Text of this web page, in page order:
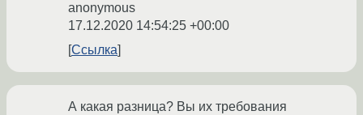
anonymous
17.12.2020 14:54:25 +00:00
Ссылка
А какая разница? Вы их требования